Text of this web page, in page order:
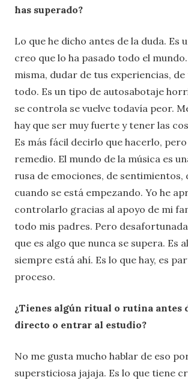
has superado?
Lo que he dicho antes de la duda. Es
creo que lo ha pasado todo el
misma, dudar de tus experiencias,
todo. Es un tipo de autosabotaje
se controla se vuelve todavía peor.
hay que ser muy fuerte y tener las
Es más fácil decirlo que hacerlo,
remedio. El mundo de la música es
rusa de emociones, de sentimientos,
cuando se está empezando. Yo he
controlarlo gracias al apoyo de mi
todo mis padres. Pero
que es algo que nunca se supera. Es
siempre está ahí. Es lo que hay, es
proceso.
¿Tienes algún ritual o rutina antes
directo o entrar al estudio?
No me gusta mucho hablar de eso
supersticiosa jajaja. Es lo que tiene